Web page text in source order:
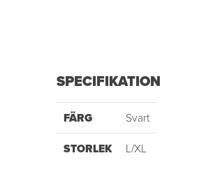
SPECIFIKATION
FÄRG Svart
STORLEK L/XL